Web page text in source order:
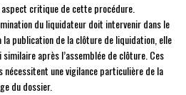
critique de cette procédure.
du liquidateur doit intervenir dans le
la publication de la clôture de liquidation, elle
après l’assemblée de clôture. Ces
une vigilance particulière de la
du dossier.